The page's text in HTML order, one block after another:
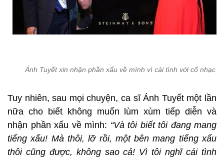
Ánh Tuyết xin nhận phần xấu về mình vì cái tình với cố nhạc sĩ.
Tuy nhiên, sau mọi chuyện, ca sĩ Ánh Tuyết một lần
nữa cho biết không muốn lùm xùm tiếp diễn và
nhận phần xấu về mình: “Và tôi biết tôi đang mang
tiếng xấu! Mà thôi, lỡ rồi, một bên mang tiếng xấu
thôi cũng được, không sao cả! Vì tôi nghĩ cái tình